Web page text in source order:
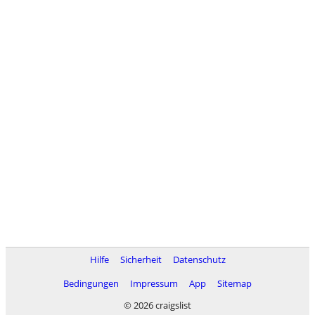
Hilfe Sicherheit
Datenschutz
Bedingungen
Impressum App
Sitemap
© 2026 craigslist